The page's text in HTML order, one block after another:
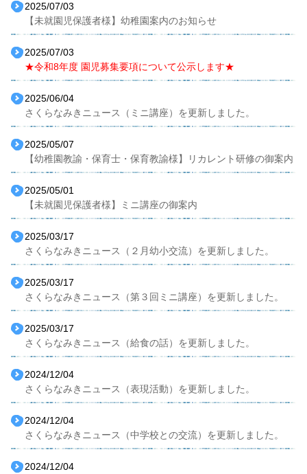
2025/07/03
【未就園児保護者様】幼稚園案内のお知らせ
2025/07/03
★令和8年度 園児募集要項について公示します★
2025/06/04
さくらなみきニュース（ミニ講座）を更新しました。
2025/05/07
【幼稚園教諭・保育士・保育教諭様】リカレント研修の御案内
2025/05/01
【未就園児保護者様】ミニ講座の御案内
2025/03/17
さくらなみきニュース（２月幼小交流）を更新しました。
2025/03/17
さくらなみきニュース（第３回ミニ講座）を更新しました。
2025/03/17
さくらなみきニュース（給食の話）を更新しました。
2024/12/04
さくらなみきニュース（表現活動）を更新しました。
2024/12/04
さくらなみきニュース（中学校との交流）を更新しました。
2024/12/04